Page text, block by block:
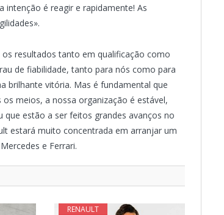
intenção é reagir e rapidamente! As
resultados tanto em qualificação como
de fiabilidade, tanto para nós como para
brilhante vitória. Mas é fundamental que
meios, a nossa organização é estável,
estão a ser feitos grandes avanços no
estará muito concentrada em arranjar um
e Ferrari.
RENAULT